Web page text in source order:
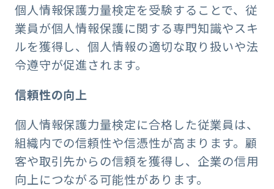
個人情報保護力量検定を受験することで、従
業員が個人情報保護に関する専門知識やスキ
ルを獲得し、個人情報の適切な取り扱いや法
令遵守が促進されます。
信頼性の向上
個人情報保護力量検定に合格した従業員は、
組織内での信頼性や信憑性が高まります。顧
客や取引先からの信頼を獲得し、企業の信用
向上につながる可能性があります。